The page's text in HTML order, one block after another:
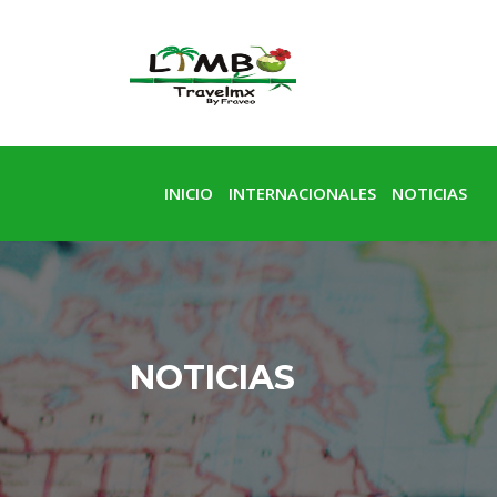
INICIO INTERNACIONALES NOTICIAS
NOTICIAS